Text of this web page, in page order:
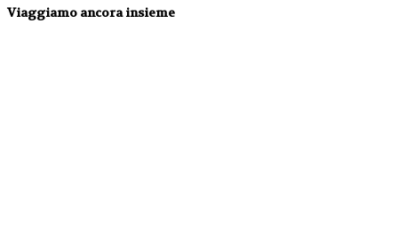
Viaggiamo ancora insieme